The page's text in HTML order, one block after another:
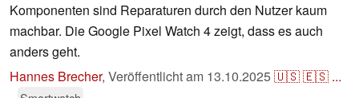
Komponenten sind Reparaturen durch den Nutzer kaum
machbar. Die Google Pixel Watch 4 zeigt, dass es auch
anders geht.
Hannes Brecher, Veröffentlicht am 13.10.2025🇺🇸🇪🇸 ...